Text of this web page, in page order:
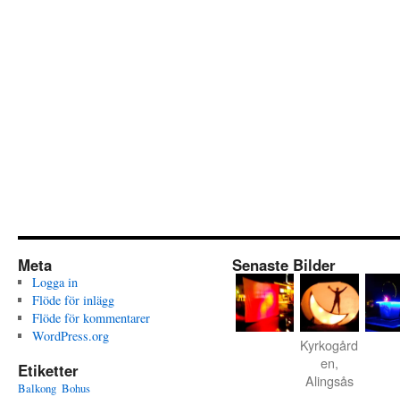
Meta
Logga in
Flöde för inlägg
Flöde för kommentarer
WordPress.org
Etiketter
Balkong Bohus
Senaste Bilder
Kyrkogård
en,
Alingsås